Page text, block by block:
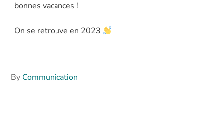
bonnes vacances !
On se retrouve en 2023
By Communication